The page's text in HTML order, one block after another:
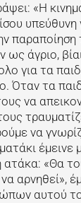
«Η
ως άγριο,
για τα
Όταν τα
να
να
έμεινε
ατάκα: «Θα
αρνηθεί»,
αυτού